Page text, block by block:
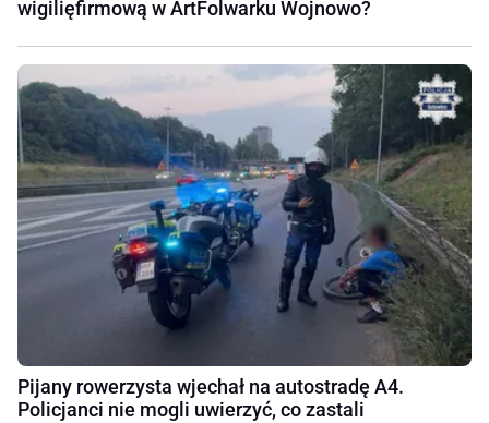
wigilięfirmową w ArtFolwarku Wojnowo?
Pijany rowerzysta wjechał na autostradę A4.
Policjanci nie mogli uwierzyć, co zastali